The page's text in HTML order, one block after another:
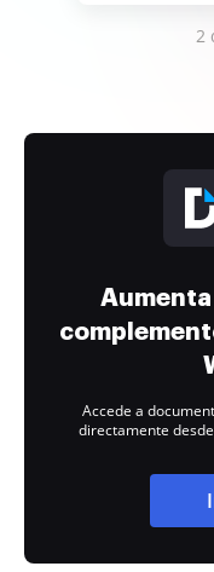
2
Aumenta
Accede a
directamente